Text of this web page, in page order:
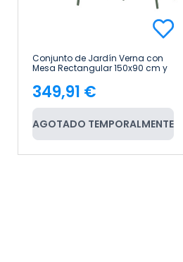
Conjunto de Jardín Verna con
Mesa Rectangular 150x90 cm y
7house
Precio
349,91 €
AGOTADO TEMPORALMENTE